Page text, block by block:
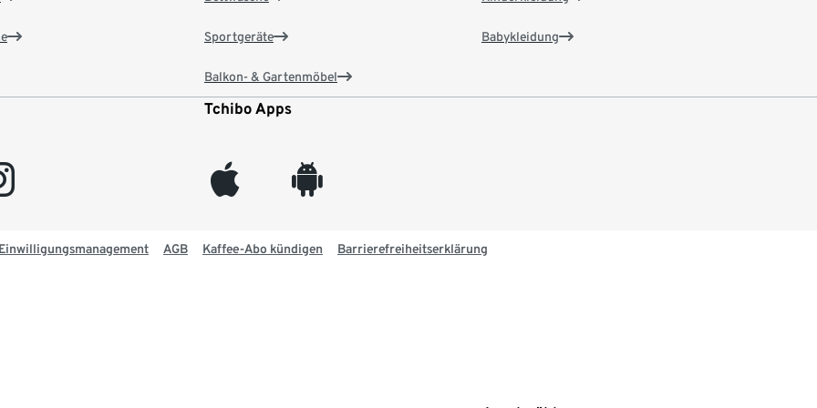
Sportgeräte
Balkon- & Gartenmöbel
Babykleidung
Tchibo Apps
appleinc android
Einwilligungsmanagement AGB Kaffee-Abo kündigen Barrierefreiheitserklärung